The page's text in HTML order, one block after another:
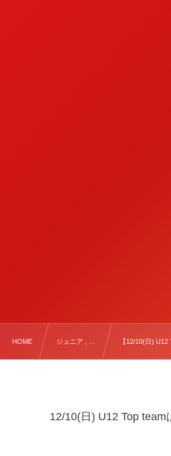
HOME ジュニア , … 【12/10(日) U12
12/10(日) U12 Top team